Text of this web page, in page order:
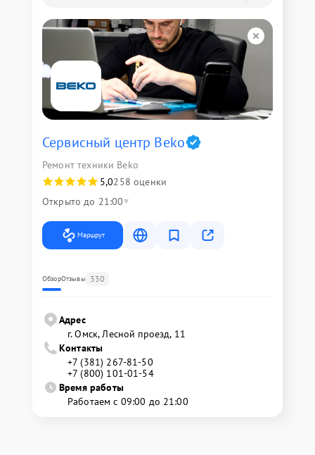
Сервисный центр Beko
Ремонт техники Beko
5,0258 оценки
Открыто до 21:00
Маршрут
ОбзорОтзывы 330
Адрес
г. Омск, ​Лесной проезд, 11
Контакты
+7 (381) 267-81-50
+7 (800) 101-01-54
Время работы
Работаем с 09:00 до 21:00